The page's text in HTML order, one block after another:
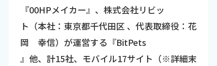
『00HPメイカー』、株式会社リビッ
ト（本社：東京都千代田区 、代表取締役：花
岡 幸信）が運営する『BitPets
』他、計15社、モバイル17サイト（※詳細末